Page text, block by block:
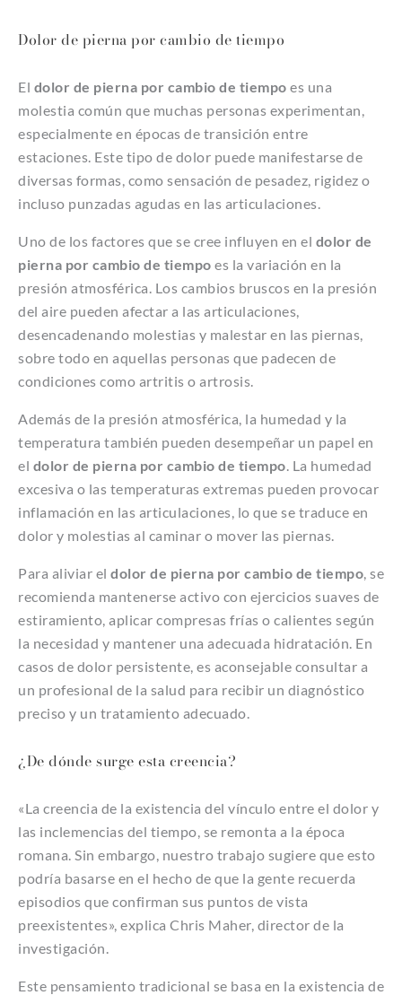
Dolor de pierna por cambio de tiempo
El dolor de pierna por cambio de tiempo es una
molestia común que muchas personas experimentan,
especialmente en épocas de transición entre
estaciones. Este tipo de dolor puede manifestarse de
diversas formas, como sensación de pesadez, rigidez o
incluso punzadas agudas en las articulaciones.
Uno de los factores que se cree influyen en el dolor de
pierna por cambio de tiempo es la variación en la
presión atmosférica. Los cambios bruscos en la presión
del aire pueden afectar a las articulaciones,
desencadenando molestias y malestar en las piernas,
sobre todo en aquellas personas que padecen de
condiciones como artritis o artrosis.
Además de la presión atmosférica, la humedad y la
temperatura también pueden desempeñar un papel en
el dolor de pierna por cambio de tiempo . La humedad
excesiva o las temperaturas extremas pueden provocar
inflamación en las articulaciones, lo que se traduce en
dolor y molestias al caminar o mover las piernas.
Para aliviar el dolor de pierna por cambio de tiempo , se
recomienda mantenerse activo con ejercicios suaves de
estiramiento, aplicar compresas frías o calientes según
la necesidad y mantener una adecuada hidratación. En
casos de dolor persistente, es aconsejable consultar a
un profesional de la salud para recibir un diagnóstico
preciso y un tratamiento adecuado.
¿De dónde surge esta creencia?
«La creencia de la existencia del vínculo entre el dolor y
las inclemencias del tiempo, se remonta a la época
romana. Sin embargo, nuestro trabajo sugiere que esto
podría basarse en el hecho de que la gente recuerda
episodios que confirman sus puntos de vista
preexistentes», explica Chris Maher, director de la
investigación.
Este pensamiento tradicional se basa en la existencia de